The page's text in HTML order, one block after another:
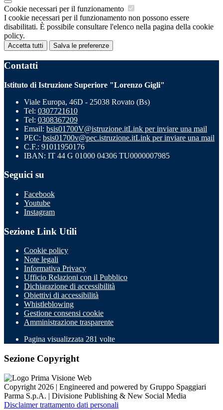
Cookie necessari per il funzionamento
I cookie necessari per il funzionamento non possono essere
disabilitati. È possibile consultare l'elenco nella pagina della cookie
policy.
Accetta tutti Salva le preferenze
Contatti
Istituto di Istruzione Superiore "Lorenzo Gigli"
Viale Europa, 46D - 25038 Rovato (Bs)
Tel: 0307721610
Tel: 0308367209
Email: bsis01700V@istruzione.itLink per inviare una mail
PEC: bsis01700v@pec.istruzione.itLink per inviare una mail
C.F.: 91011950176
IBAN: IT 44 G 01000 04306 TU0000007985
Seguici su
Facebook
Youtube
Instagram
Sezione Link Utili
Cookie policy
Note legali
Informativa Privacy
Ufficio Relazioni con il Pubblico
Dichiarazione di accessibilità
Obiettivi di accessibilità
Whistleblowing
Gestione consensi cookie
Amministrazione trasparente
Pagina visualizzata 281 volte
Sezione Copyright
Copyright 2026 | Engineered and powered by Gruppo Spaggiari
Parma S.p.A. | Divisione Publishing & New Social Media
Disclaimer trattamento dati personali